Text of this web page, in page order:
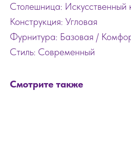
Столешница: Искусственный
Конструкция: Угловая
Фурнитура: Базовая /
Стиль: Современный
Смотрите также